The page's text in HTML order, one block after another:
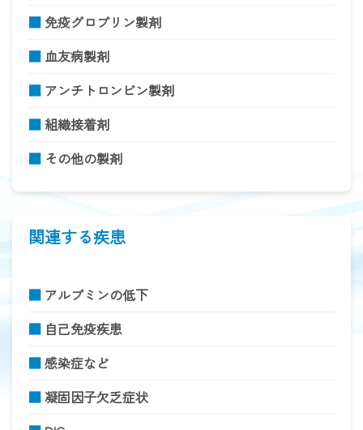
免疫グロブリン製剤
血友病製剤
アンチトロンビン製剤
組織接着剤
その他の製剤
関連する疾患
アルブミンの低下
自己免疫疾患
感染症など
凝固因子欠乏症状